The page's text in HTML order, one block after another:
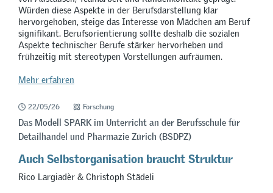
Würden diese Aspekte in der Berufsdarstellung klar
hervorgehoben, steige das Interesse von Mädchen am Beruf
signifikant. Berufsorientierung sollte deshalb die sozialen
Aspekte technischer Berufe stärker hervorheben und
frühzeitig mit stereotypen Vorstellungen aufräumen.
Mehr erfahren
22/05/26 Forschung
Das Modell SPARK im Unterricht an der Berufsschule für
Detailhandel und Pharmazie Zürich (BSDPZ)
Auch Selbstorganisation braucht Struktur
Rico Largiadèr & Christoph Städeli